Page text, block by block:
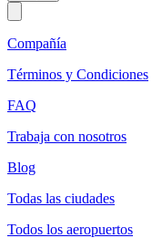
Compañía
Términos y Condiciones
FAQ
Trabaja con nosotros
Blog
Todas las ciudades
Todos los aeropuertos